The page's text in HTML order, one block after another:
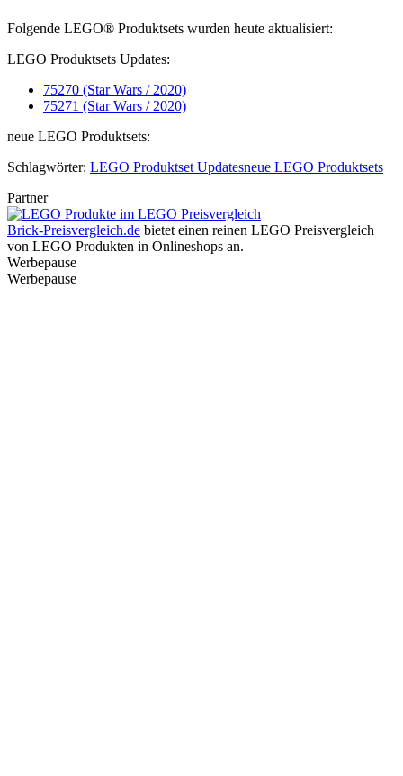
Folgende LEGO® Produktsets wurden heute aktualisiert:
LEGO Produktsets Updates:
75270 (Star Wars / 2020)
75271 (Star Wars / 2020)
neue LEGO Produktsets:
Schlagwörter: LEGO Produktset Updatesneue LEGO Produktsets
Partner
Brick-Preisvergleich.de bietet einen reinen LEGO Preisvergleich
von LEGO Produkten in Onlineshops an.
Werbepause
Werbepause